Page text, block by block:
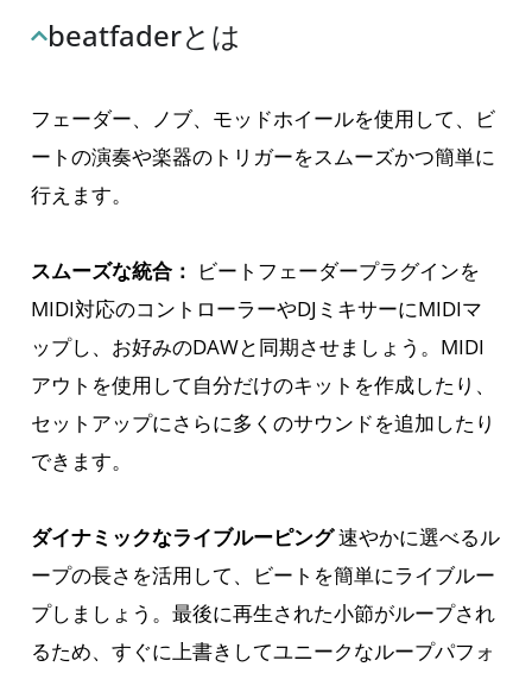
beatfaderとは
フェーダー、ノブ、モッドホイールを使用して、ビ
ートの演奏や楽器のトリガーをスムーズかつ簡単に
行えます。
スムーズな統合： ビートフェーダープラグインを
MIDI対応のコントローラーやDJミキサーにMIDIマ
ップし、お好みのDAWと同期させましょう。MIDI
アウトを使用して自分だけのキットを作成したり、
セットアップにさらに多くのサウンドを追加したり
できます。
ダイナミックなライブルーピング速やかに選べるル
ープの長さを活用して、ビートを簡単にライブルー
プしましょう。最後に再生された小節がループされ
るため、すぐに上書きしてユニークなループパフォ